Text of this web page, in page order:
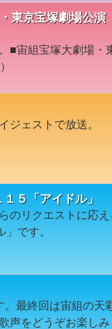
東京宝塚劇場公演
■宙組宝塚大劇場・
ジェストで放送。
５「アイドル」
のリクエストに応
です。
最終回は宙組の天
声をどうぞお楽しみ